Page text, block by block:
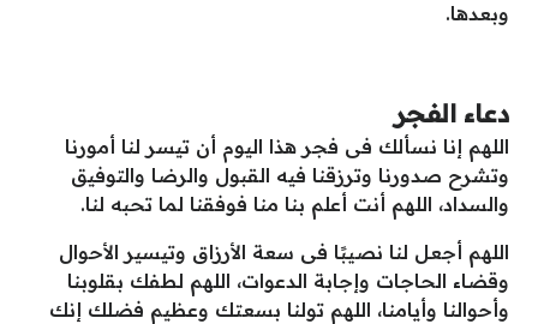
وبعدها.
دعاء الفجر
اللهم إنا نسألك فى فجر هذا اليوم أن تيسر لنا أمورنا
وتشرح صدورنا وترزقنا فيه القبول والرضا والتوفيق
والسداد، اللهم أنت أعلم بنا منا فوفقنا لما تحبه لنا.
اللهم أجعل لنا نصيبًا فى سعة الأرزاق وتيسير الأحوال
وقضاء الحاجات وإجابة الدعوات، اللهم لطفك بقلوبنا
وأحوالنا وأيامنا، اللهم تولنا بسعتك وعظيم فضلك إنك